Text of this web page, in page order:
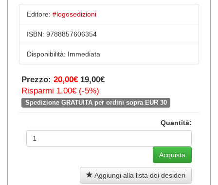
Editore: #logosedizioni
ISBN: 9788857606354
Disponibilità: Immediata
Prezzo: 20,00€ 19,00€
Risparmi 1,00€ (-5%)
Spedizione GRATUITA per ordini sopra EUR 30
Quantità:
Aggiungi alla lista dei desideri